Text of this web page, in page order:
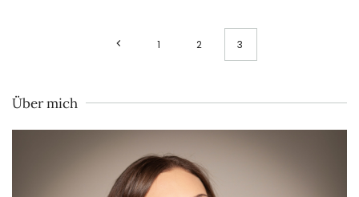
1 2 3
Über mich